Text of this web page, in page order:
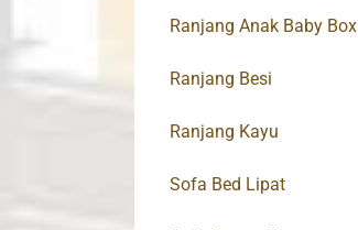
Ranjang Anak Baby Box
Ranjang Besi
Ranjang Kayu
Sofa Bed Lipat